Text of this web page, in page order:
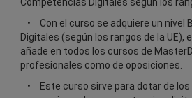
Con el curso se adquiere un nivel
Digitales (según los rangos de la UE),
añade en todos los cursos de
profesionales como de oposiciones.
Este curso sirve para dotar de